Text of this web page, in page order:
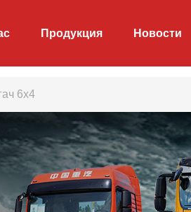
Продукция Новости
6x4